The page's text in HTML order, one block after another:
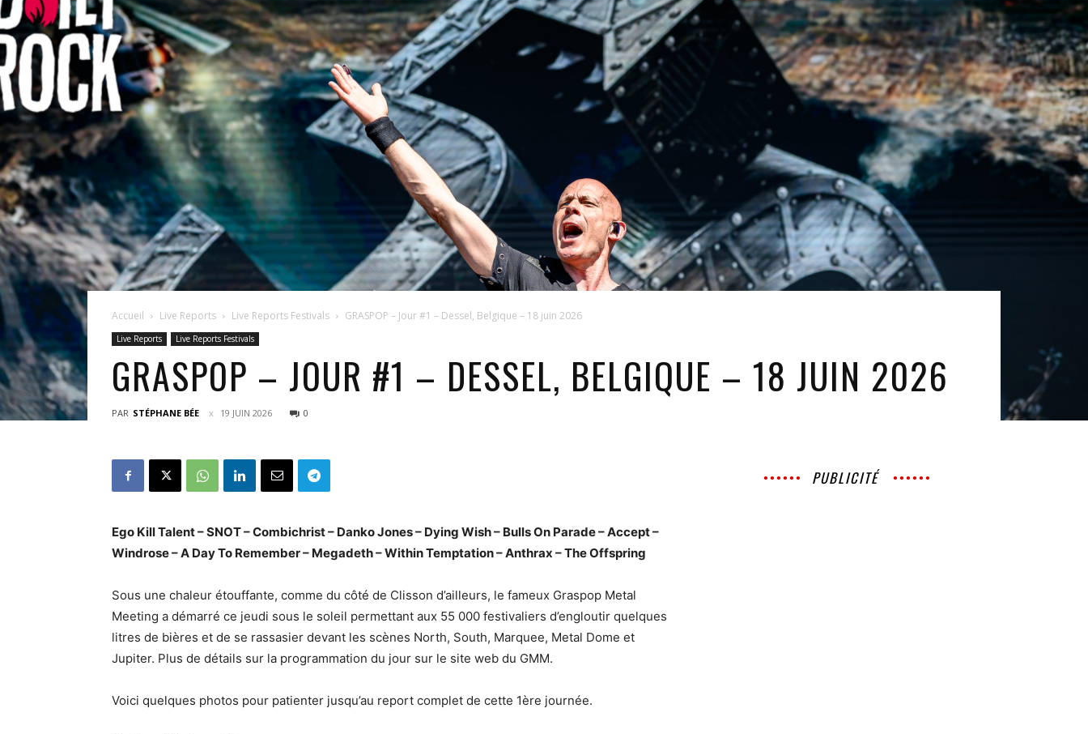
Accueil Live Reports Live Reports Festivals GRASPOP – Jour #1 – Dessel, Belgique – 18 juin 2026
Live Reports Live Reports Festivals
GRASPOP – JOUR #1 – DESSEL, BELGIQUE – 18 JUIN 2026
PAR STÉPHANE BÉE 19 JUIN 2026 0
Ego Kill Talent – SNOT – Combichrist – Danko Jones – Dying Wish – Bulls On Parade – Accept –
Windrose – A Day To Remember – Megadeth – Within Temptation – Anthrax – The Offspring
Sous une chaleur étouffante, comme du côté de Clisson d’ailleurs, le fameux Graspop Metal
Meeting a démarré ce jeudi sous le soleil permettant aux 55 000 festivaliers d’engloutir quelques
litres de bières et de se rassasier devant les scènes North, South, Marquee, Metal Dome et
Jupiter. Plus de détails sur la programmation du jour sur le site web du GMM.
Voici quelques photos pour patienter jusqu’au report complet de cette 1ère journée.
PUBLICITÉ